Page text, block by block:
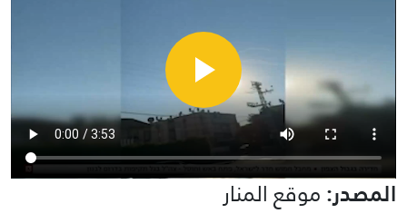
المصدر:موقع المنار